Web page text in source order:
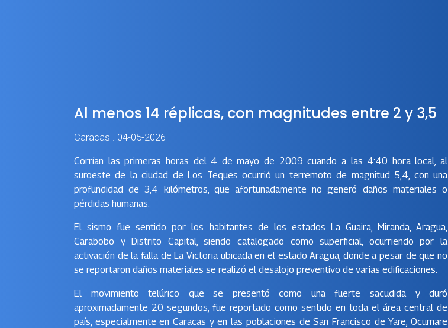
Al menos 14 réplicas, con magnitudes entre 2 y 3,5
Caracas . 04-05-2026
Corrían las primeras horas del 4 de mayo de 2009 cuando a las 4:40 hora local, al
suroeste de la ciudad de Los Teques ocurrió un terremoto de magnitud 5,4, con una
profundidad de 3,4 kilómetros, que afortunadamente no generó daños materiales o
pérdidas humanas.
El sismo fue sentido por los habitantes de los estados La Guaira, Miranda, Aragua,
Carabobo y Distrito Capital, siendo catalogado como superficial, ocurriendo por la
activación de la falla de La Victoria ubicada en el estado Aragua, donde a pesar de que no
se reportaron daños materiales se realizó el desalojo preventivo de varias edificaciones.
El movimiento telúrico que se presentó como una fuerte sacudida y duró
aproximadamente 20 segundos, fue reportado como sentido en toda el área central de
país, especialmente en Caracas y en las poblaciones de San Francisco de Yare, Ocumare